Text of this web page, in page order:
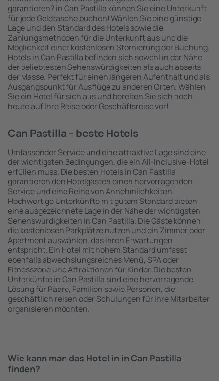
garantieren? in Can Pastilla können Sie eine Unterkunft
für jede Geldtasche buchen! Wählen Sie eine günstige
Lage und den Standard des Hotels sowie die
Zahlungsmethoden für die Unterkunft aus und die
Möglichkeit einer kostenlosen Stornierung der Buchung.
Hotels in Can Pastilla befinden sich sowohl in der Nähe
der beliebtesten Sehenswürdigkeiten als auch abseits
der Masse. Perfekt für einen längeren Aufenthalt und als
Ausgangspunkt für Ausflüge zu anderen Orten. Wählen
Sie ein Hotel für sich aus und bereiten Sie sich noch
heute auf Ihre Reise oder Geschäftsreise vor!
Can Pastilla – beste Hotels
Umfassender Service und eine attraktive Lage sind eine
der wichtigsten Bedingungen, die ein All-Inclusive-Hotel
erfüllen muss. Die besten Hotels in Can Pastilla
garantieren den Hotelgästen einen hervorragenden
Service und eine Reihe von Annehmlichkeiten.
Hochwertige Unterkünfte mit gutem Standard bieten
eine ausgezeichnete Lage in der Nähe der wichtigsten
Sehenswürdigkeiten in Can Pastilla. Die Gäste können
die kostenlosen Parkplätze nutzen und ein Zimmer oder
Apartment auswählen, das ihren Erwartungen
entspricht. Ein Hotel mit hohem Standard umfasst
ebenfalls abwechslungsreiches Menü, SPA oder
Fitnesszone und Attraktionen für Kinder. Die besten
Unterkünfte in Can Pastilla sind eine hervorragende
Lösung für Paare, Familien sowie Personen, die
geschäftlich reisen oder Schulungen für ihre Mitarbeiter
organisieren möchten.
Wie kann man das Hotel in in Can Pastilla
finden?